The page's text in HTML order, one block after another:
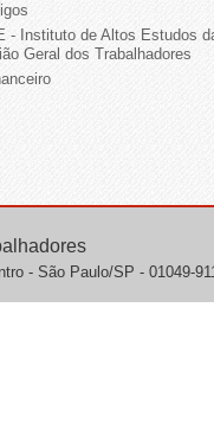
- Instituto de Altos Estudos
Geral dos Trabalhadores
- São Paulo/SP - 01049-